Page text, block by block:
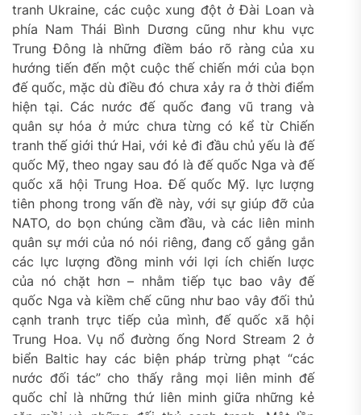
tranh Ukraine, các cuộc xung đột ở Đài Loan và
phía Nam Thái Bình Dương cũng như khu vực
Trung Đông là những điềm báo rõ ràng của xu
hướng tiến đến một cuộc thế chiến mới của bọn
đế quốc, mặc dù điều đó chưa xảy ra ở thời điểm
hiện tại. Các nước đế quốc đang vũ trang và
quân sự hóa ở mức chưa từng có kể từ Chiến
tranh thế giới thứ Hai, với kẻ đi đầu chủ yếu là đế
quốc Mỹ, theo ngay sau đó là đế quốc Nga và đế
quốc xã hội Trung Hoa. Đế quốc Mỹ. lực lượng
tiên phong trong vấn đề này, với sự giúp đỡ của
NATO, do bọn chúng cầm đầu, và các liên minh
quân sự mới của nó nói riêng, đang cố gắng gắn
các lực lượng đồng minh với lợi ích chiến lược
của nó chặt hơn – nhằm tiếp tục bao vây đế
quốc Nga và kiềm chế cũng như bao vây đối thủ
cạnh tranh trực tiếp của mình, đế quốc xã hội
Trung Hoa. Vụ nổ đường ống Nord Stream 2 ở
biển Baltic hay các biện pháp trừng phạt “các
nước đối tác” cho thấy rằng mọi liên minh đế
quốc chỉ là những thứ liên minh giữa những kẻ